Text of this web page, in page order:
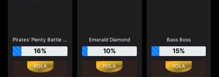
Pirates' Plenty Battle for Gold
16%
Emerald Diamond
10%
Bass Boss
15%